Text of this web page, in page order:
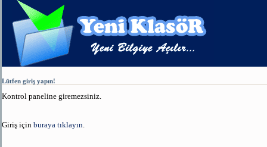
Lütfen giriş yapın!
Kontrol paneline giremezsiniz.
Giriş için buraya tıklayın